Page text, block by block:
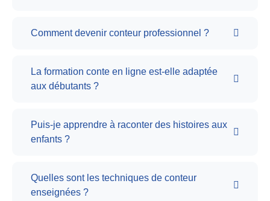
Comment devenir conteur professionnel ?
La formation conte en ligne est-elle adaptée
aux débutants ?
Puis-je apprendre à raconter des histoires aux
enfants ?
Quelles sont les techniques de conteur
enseignées ?